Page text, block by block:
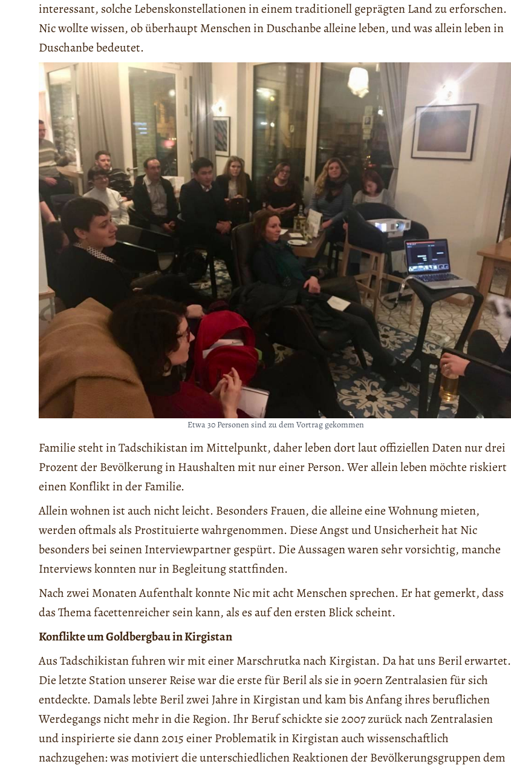
interessant, solche Lebenskonstellationen in einem traditionell geprägten Land zu erforschen.
Nic wollte wissen, ob überhaupt Menschen in Duschanbe alleine leben, und was allein leben in
Duschanbe bedeutet.
Etwa 30 Personen sind zu dem Vortrag gekommen
Familie steht in Tadschikistan im Mittelpunkt, daher leben dort laut offiziellen Daten nur drei
Prozent der Bevölkerung in Haushalten mit nur einer Person. Wer allein leben möchte riskiert
einen Konflikt in der Familie.
Allein wohnen ist auch nicht leicht. Besonders Frauen, die alleine eine Wohnung mieten,
werden oftmals als Prostituierte wahrgenommen. Diese Angst und Unsicherheit hat Nic
besonders bei seinen Interviewpartner gespürt. Die Aussagen waren sehr vorsichtig, manche
Interviews konnten nur in Begleitung stattfinden.
Nach zwei Monaten Aufenthalt konnte Nic mit acht Menschen sprechen. Er hat gemerkt, dass
das Thema facettenreicher sein kann, als es auf den ersten Blick scheint.
Konflikte um Goldbergbau in Kirgistan
Aus Tadschikistan fuhren wir mit einer Marschrutka nach Kirgistan. Da hat uns Beril erwartet.
Die letzte Station unserer Reise war die erste für Beril als sie in 90ern Zentralasien für sich
entdeckte. Damals lebte Beril zwei Jahre in Kirgistan und kam bis Anfang ihres beruflichen
Werdegangs nicht mehr in die Region. Ihr Beruf schickte sie 2007 zurück nach Zentralasien
und inspirierte sie dann 2015 einer Problematik in Kirgistan auch wissenschaftlich
nachzugehen: was motiviert die unterschiedlichen Reaktionen der Bevölkerungsgruppen dem